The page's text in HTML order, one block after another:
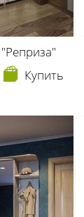
Купить